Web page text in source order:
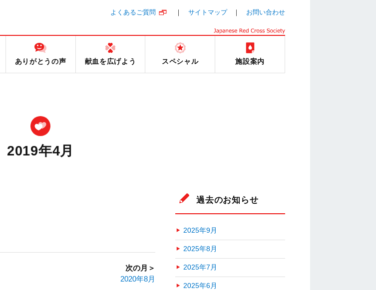
よくあるご質問 サイトマップ お問い合わせ
ありがとうの声 献血を広げよう スペシャル 施設案内
2019年4月
次の月＞
2020年8月
過去のお知らせ
2025年9月
2025年8月
2025年7月
2025年6月